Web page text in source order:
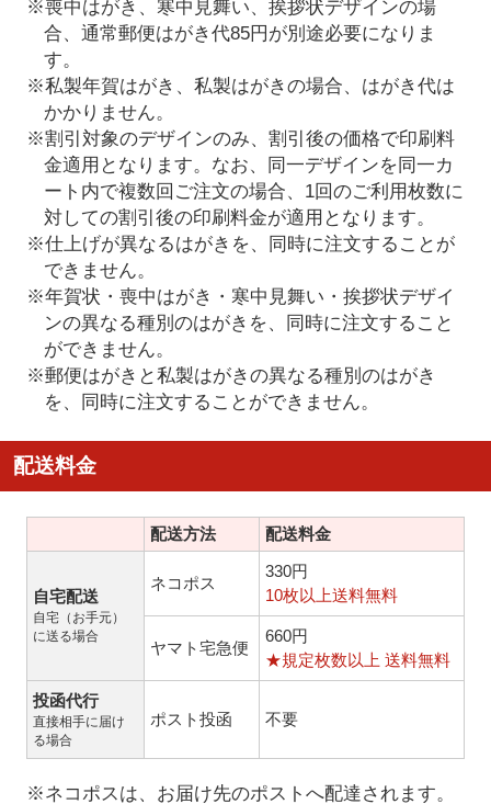
※喪中はがき、寒中見舞い、挨拶状デザインの場
合、通常郵便はがき代85円が別途必要になりま
す。
※私製年賀はがき、私製はがきの場合、はがき代は
かかりません。
※割引対象のデザインのみ、割引後の価格で印刷料
金適用となります。なお、同一デザインを同一カ
ート内で複数回ご注文の場合、1回のご利用枚数に
対しての割引後の印刷料金が適用となります。
※仕上げが異なるはがきを、同時に注文することが
できません。
※年賀状・喪中はがき・寒中見舞い・挨拶状デザイ
ンの異なる種別のはがきを、同時に注文すること
ができません。
※郵便はがきと私製はがきの異なる種別のはがき
を、同時に注文することができません。
配送料金
配送方法 配送料金
自宅配送
自宅（お手元）
に送る場合
ネコポス
330円
10枚以上送料無料
ヤマト宅急便
660円
★規定枚数以上 送料無料
投函代行
直接相手に届け
る場合
ポスト投函 不要
※ネコポスは、お届け先のポストへ配達されます。